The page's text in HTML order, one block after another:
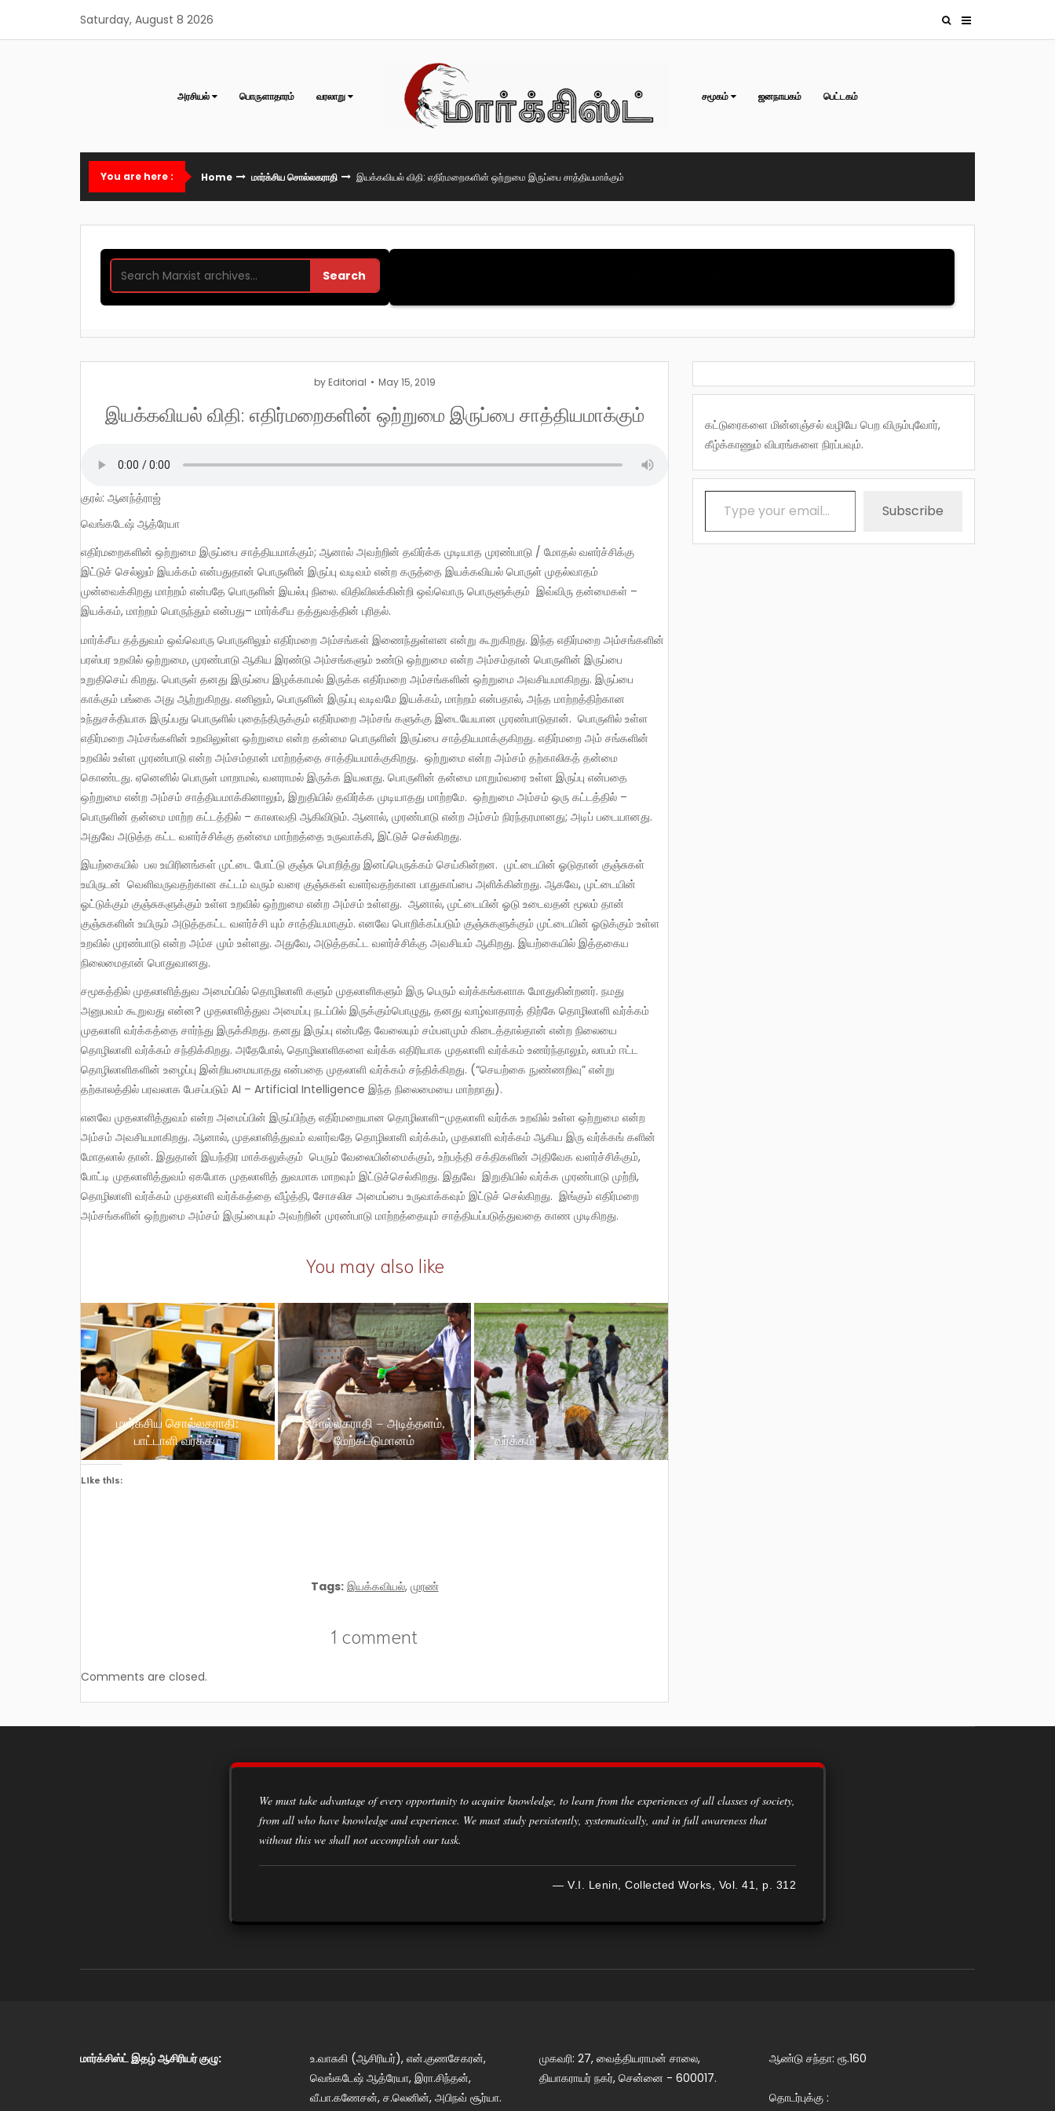
content
Saturday, August 8 2026
அரசியல் பொருளாதாரம் வரலாறு சமூகம் ஜனநாயகம் பெட்டகம்
You are here : Home மார்க்சிய சொல்லகராதி இயக்கவியல் விதி: எதிர்மறைகளின் ஒற்றுமை இருப்பை சாத்தியமாக்கும்
Search
by Editorial May 15, 2019
இயக்கவியல் விதி: எதிர்மறைகளின் ஒற்றுமை இருப்பை சாத்தியமாக்கும்
குரல்: ஆனந்த்ராஜ்
வெங்கடேஷ் ஆத்ரேயா
எதிர்மறைகளின் ஒற்றுமை இருப்பை சாத்தியமாக்கும்; ஆனால் அவற்றின் தவிர்க்க முடியாத முரண்பாடு / மோதல் வளர்ச்சிக்கு
இட்டுச் செல்லும் இயக்கம் என்பதுதான் பொருளின் இருப்பு வடிவம் என்ற கருத்தை இயக்கவியல் பொருள் முதல்வாதம்
முன்வைக்கிறது மாற்றம் என்பதே பொருளின் இயல்பு நிலை. விதிவிலக்கின்றி ஒவ்வொரு பொருளுக்கும் இவ்விரு தன்மைகள் –
இயக்கம், மாற்றம் பொருந்தும் என்பது– மார்க்சீய தத்துவத்தின் புரிதல்.
மார்க்சீய தத்துவம் ஒவ்வொரு பொருளிலும் எதிர்மறை அம்சங்கள் இணைந்துள்ளன என்று கூறுகிறது. இந்த எதிர்மறை அம்சங்களின்
பரஸ்பர உறவில் ஒற்றுமை, முரண்பாடு ஆகிய இரண்டு அம்சங்களும் உண்டு ஒற்றுமை என்ற அம்சம்தான் பொருளின் இருப்பை
உறுதிசெய் கிறது. பொருள் தனது இருப்பை இழக்காமல் இருக்க எதிர்மறை அம்சங்களின் ஒற்றுமை அவசியமாகிறது. இருப்பை
காக்கும் பங்கை அது ஆற்றுகிறது. எனினும், பொருளின் இருப்பு வடிவமே இயக்கம், மாற்றம் என்பதால், அந்த மாற்றத்திற்கான
உந்துசக்தியாக இருப்பது பொருளில் புதைந்திருக்கும் எதிர்மறை அம்சங் களுக்கு இடையேயான முரண்பாடுதான். பொருளில் உள்ள
எதிர்மறை அம்சங்களின் உறவிலுள்ள ஒற்றுமை என்ற தன்மை பொருளின் இருப்பை சாத்தியமாக்குகிறது. எதிர்மறை அம் சங்களின்
உறவில் உள்ள முரண்பாடு என்ற அம்சம்தான் மாற்றத்தை சாத்தியமாக்குகிறது. ஒற்றுமை என்ற அம்சம் தற்காலிகத் தன்மை
கொண்டது. ஏனெனில் பொருள் மாறாமல், வளராமல் இருக்க இயலாது. பொருளின் தன்மை மாறும்வரை உள்ள இருப்பு என்பதை
ஒற்றுமை என்ற அம்சம் சாத்தியமாக்கினாலும், இறுதியில் தவிர்க்க முடியாதது மாற்றமே. ஒற்றுமை அம்சம் ஒரு கட்டத்தில் –
பொருளின் தன்மை மாற்ற கட்டத்தில் – காலாவதி ஆகிவிடும். ஆனால், முரண்பாடு என்ற அம்சம் நிரந்தரமானது; அடிப் படையானது.
அதுவே அடுத்த கட்ட வளர்ச்சிக்கு தன்மை மாற்றத்தை உருவாக்கி, இட்டுச் செல்கிறது.
இயற்கையில் பல உயிரினங்கள் முட்டை போட்டு குஞ்சு பொறித்து இனப்பெருக்கம் செய்கின்றன. முட்டையின் ஓடுதான் குஞ்சுகள்
உயிருடன் வெளிவருவதற்கான கட்டம் வரும் வரை குஞ்சுகள் வளர்வதற்கான பாதுகாப்பை அளிக்கின்றது. ஆகவே, முட்டையின்
ஓட்டுக்கும் குஞ்சுகளுக்கும் உள்ள உறவில் ஒற்றுமை என்ற அம்சம் உள்ளது. ஆனால், முட்டையின் ஓடு உடைவதன் மூலம் தான்
குஞ்சுகளின் உயிரும் அடுத்தகட்ட வளர்ச்சி யும் சாத்தியமாகும். எனவே பொறிக்கப்படும் குஞ்சுகளுக்கும் முட்டையின் ஓடுக்கும் உள்ள
உறவில் முரண்பாடு என்ற அம்ச மும் உள்ளது. அதுவே, அடுத்தகட்ட வளர்ச்சிக்கு அவசியம் ஆகிறது. இயற்கையில் இத்தகைய
நிலைமைதான் பொதுவானது.
சமூகத்தில் முதலாளித்துவ அமைப்பில் தொழிலாளி களும் முதலாளிகளும் இரு பெரும் வர்க்கங்களாக மோதுகின்றனர். நமது
அனுபவம் கூறுவது என்ன? முதலாளித்துவ அமைப்பு நடப்பில் இருக்கும்பொழுது, தனது வாழ்வாதாரத் திற்கே தொழிலாளி வர்க்கம்
முதலாளி வர்க்கத்தை சார்ந்து இருக்கிறது. தனது இருப்பு என்பதே வேலையும் சம்பளமும் கிடைத்தால்தான் என்ற நிலையை
தொழிலாளி வர்க்கம் சந்திக்கிறது. அதேபோல், தொழிலாளிகளை வர்க்க எதிரியாக முதலாளி வர்க்கம் உணர்ந்தாலும், லாபம் ஈட்ட
தொழிலாளிகளின் உழைப்பு இன்றியமையாதது என்பதை முதலாளி வர்க்கம் சந்திக்கிறது. (“செயற்கை நுண்ணறிவு” என்று
தற்காலத்தில் பரவலாக பேசப்படும் AI – Artificial Intelligence இந்த நிலைமையை மாற்றாது).
எனவே முதலாளித்துவம் என்ற அமைப்பின் இருப்பிற்கு எதிர்மறையான தொழிலாளி-முதலாளி வர்க்க உறவில் உள்ள ஒற்றுமை என்ற
அம்சம் அவசியமாகிறது. ஆனால், முதலாளித்துவம் வளர்வதே தொழிலாளி வர்க்கம், முதலாளி வர்க்கம் ஆகிய இரு வர்க்கங் களின்
மோதலால் தான். இதுதான் இயந்திர மாக்கலுக்கும் பெரும் வேலையின்மைக்கும், உற்பத்தி சக்திகளின் அதிவேக வளர்ச்சிக்கும்,
போட்டி முதலாளித்துவம் ஏகபோக முதலாளித் துவமாக மாறவும் இட்டுச்செல்கிறது. இதுவே இறுதியில் வர்க்க முரண்பாடு முற்றி,
தொழிலாளி வர்க்கம் முதலாளி வர்க்கத்தை வீழ்த்தி, சோசலிச அமைப்பை உருவாக்கவும் இட்டுச் செல்கிறது. இங்கும் எதிர்மறை
அம்சங்களின் ஒற்றுமை அம்சம் இருப்பையும் அவற்றின் முரண்பாடு மாற்றத்தையும் சாத்தியப்படுத்துவதை காண முடிகிறது.
You may also like
மார்க்சிய சொல்லகராதி:
பாட்டாளி வர்க்கம்
சொல்லகராதி – அடித்தளம்,
மேற்கட்டுமானம்
“வர்க்கம்”
Like this:
Tags: இயக்கவியல், முரண்
1 comment
Comments are closed.
கட்டுரைகளை மின்னஞ்சல் வழியே பெற விரும்புவோர்,
கீழ்க்காணும் விபரங்களை நிரப்பவும்.
Type your email…
Subscribe
We must take advantage of every opportunity to acquire knowledge, to learn from the experiences of all classes of society,
from all who have knowledge and experience. We must study persistently, systematically, and in full awareness that
without this we shall not accomplish our task.
— V.I. Lenin, Collected Works, Vol. 41, p. 312
மார்க்சிஸ்ட் இதழ் ஆசிரியர் குழு:
உ.வாசுகி (ஆசிரியர்), என்.குணசேகரன்,
வெங்கடேஷ் ஆத்ரேயா, இரா.சிந்தன்,
வீ.பா.கணேசன், ச.லெனின், அபிநவ் சூர்யா.
முகவரி: 27, வைத்தியராமன் சாலை,
தியாகராயர் நகர், சென்னை - 600017.
ஆண்டு சந்தா: ரூ.160
தொடர்புக்கு :